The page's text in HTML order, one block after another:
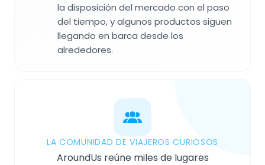
la disposición del mercado con el paso
del tiempo, y algunos productos siguen
llegando en barca desde los
alrededores.
LA COMUNIDAD DE VIAJEROS CURIOSOS
AroundUs reúne miles de lugares